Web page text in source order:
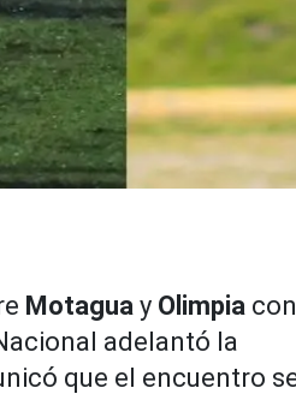
Motagua y Olimpia
adelantó la
que el encuentro